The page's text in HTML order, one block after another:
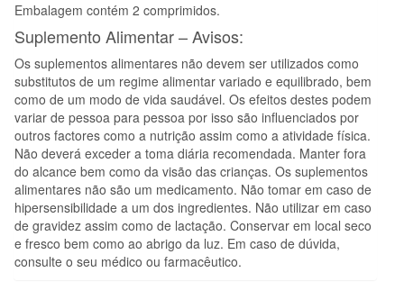
Embalagem contém 2 comprimidos.
Suplemento Alimentar – Avisos:
Os suplementos alimentares não devem ser utilizados como
substitutos de um regime alimentar variado e equilibrado, bem
como de um modo de vida saudável. Os efeitos destes podem
variar de pessoa para pessoa por isso são influenciados por
outros factores como a nutrição assim como a atividade física.
Não deverá exceder a toma diária recomendada. Manter fora
do alcance bem como da visão das crianças. Os suplementos
alimentares não são um medicamento. Não tomar em caso de
hipersensibilidade a um dos ingredientes. Não utilizar em caso
de gravidez assim como de lactação. Conservar em local seco
e fresco bem como ao abrigo da luz. Em caso de dúvida,
consulte o seu médico ou farmacêutico.